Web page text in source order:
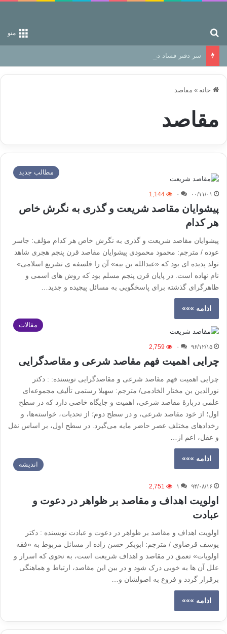
منو
سر دفتر فساد در زمین‌، دوری وکناره‌گیری از راه خداست‌!
خانه » مقاصد
مقاصد
مطالب جدید
۰۰/۱۱/۰۱ ۰ 1,144
پیشوایان مقاصد شریعت و گذری به نگرش خاص
هر کدام
پیشوایان مقاصد شریعت و گذری به نگرش خاص هر کدام مؤلف: جاسر
عوده / مترجم: محمود محمودی پیشوایان مقاصد قرن پنجم هجری شاهد
تولد پدیده ای بود که «عبدالله بن بیه» آن را فلسفه ی تشریع اسلامی»
نام نهاده است. در پایان قرن پنجم مسلم بود که روش های اسمی و
ظاهرگرای گذشته برای پاسخگویی به مسائل پیچیده و جدید…
ادامه »»»
مقالات
۹۶/۱۲/۱۵ ۰ 2,759
چرایی اهمیت فهم مقاصد شرعی و مقاصدگرایی
چرایی اهمیت فهم مقاصد شرعی و مقاصدگرایی نویسنده: : دکتر
نورالدین بن مختار الخادمی/ مترجم: سهیلا رستمی تألیف مجموعه‌ای
علمی دربارۀ مقاصد شرعی، اهمیت و جایگاه خاصی دارد که در سطح
اول؛ از خود مقاصد شرعی، و در سطح دوم؛ از تحدیات، خواسته‌ها، و
رخدادهای مختلف عصر حاضر مایه می‌گیرد. در سطح اول، بر اساس نقل
و عقل، اعم از…
ادامه »»»
اندیشه
۹۴/۰۸/۱۶ ۱ 2,751
اولویت اهداف و مقاصد بر ظواهر در دعوت و
عبادت
اولویت اهداف و مقاصد بر ظواهر در دعوت و عبادت نویسنده : دکتر
یوسف قرضاوی / مترجم: ابوبکر حسن زاده از مسائل مربوط به «فقه
اولویات» تعمق در مقاصد و اهداف شریعت است، به نحوی که اسرار و
علل آن ها به خوبی درک شود و در بین این مقاصد، ارتباط و هماهنگی
برقرار گردد و فروع به اصولشان و…
ادامه »»»